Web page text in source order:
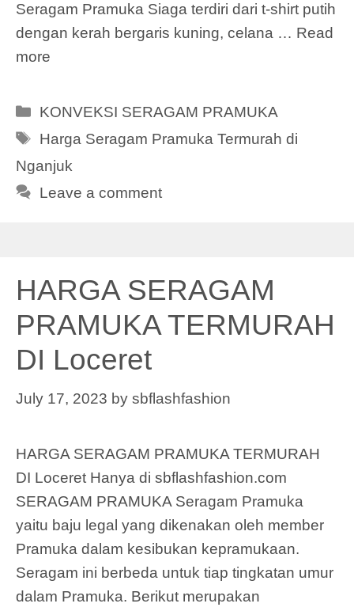
Seragam Pramuka Siaga terdiri dari t-shirt putih
dengan kerah bergaris kuning, celana … Read
more
Categories
KONVEKSI SERAGAM PRAMUKA
Tags
Harga Seragam Pramuka Termurah di
Nganjuk
Leave a comment
HARGA SERAGAM
PRAMUKA TERMURAH
DI Loceret
July 17, 2023 by sbflashfashion
HARGA SERAGAM PRAMUKA TERMURAH
DI Loceret Hanya di sbflashfashion.com
SERAGAM PRAMUKA Seragam Pramuka
yaitu baju legal yang dikenakan oleh member
Pramuka dalam kesibukan kepramukaan.
Seragam ini berbeda untuk tiap tingkatan umur
dalam Pramuka. Berikut merupakan